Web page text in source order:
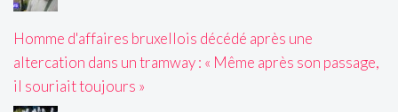
Homme d'affaires bruxellois décédé après une
altercation dans un tramway : « Même après son passage,
il souriait toujours »